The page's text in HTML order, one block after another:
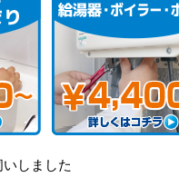
しました